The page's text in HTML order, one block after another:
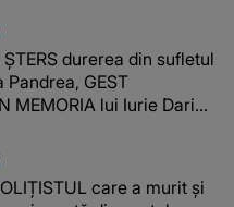
durerea din sufletul
GEST
MEMORIA lui Iurie Darie:
care a murit și